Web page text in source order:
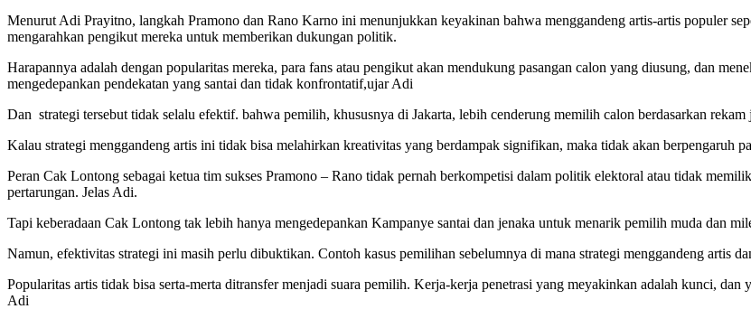
Menurut Adi Prayitno, langkah Pramono dan Rano Karno ini menunjukkan keyakinan bahwa menggandeng artis-artis populer
mengarahkan pengikut mereka untuk memberikan dukungan politik.
Harapannya adalah dengan popularitas mereka, para fans atau pengikut akan mendukung pasangan calon yang diusung, dan
mengedepankan pendekatan yang santai dan tidak konfrontatif,ujar Adi
Dan strategi tersebut tidak selalu efektif. bahwa pemilih, khususnya di Jakarta, lebih cenderung memilih calon berdasarkan
Kalau strategi menggandeng artis ini tidak bisa melahirkan kreativitas yang berdampak signifikan, maka tidak akan berpengaruh
Peran Cak Lontong sebagai ketua tim sukses Pramono – Rano tidak pernah berkompetisi dalam politik elektoral atau tidak
pertarungan. Jelas Adi.
Tapi keberadaan Cak Lontong tak lebih hanya mengedepankan Kampanye santai dan jenaka untuk menarik pemilih muda dan
Namun, efektivitas strategi ini masih perlu dibuktikan. Contoh kasus pemilihan sebelumnya di mana strategi menggandeng artis
Popularitas artis tidak bisa serta-merta ditransfer menjadi suara pemilih. Kerja-kerja penetrasi yang meyakinkan adalah kunci, dan
Adi